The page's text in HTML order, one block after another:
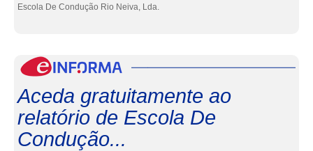
Escola De Condução Rio Neiva, Lda.
Aceda gratuitamente ao
relatório de Escola De
Condução...